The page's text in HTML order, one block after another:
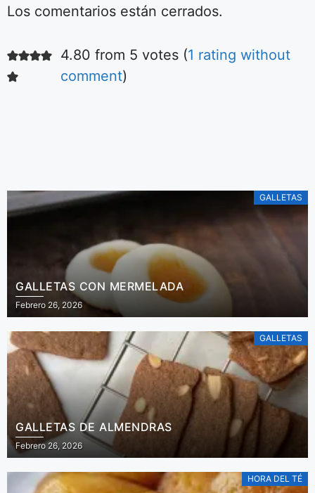
Los comentarios están cerrados.
4.80 from 5 votes (1 rating without
comment)
Ensalada fácil
de tomates
GALLETAS
GALLETAS CON MERMELADA
Febrero 26, 2026
GALLETAS
GALLETAS DE ALMENDRAS
Febrero 26, 2026
HORA DEL TÉ